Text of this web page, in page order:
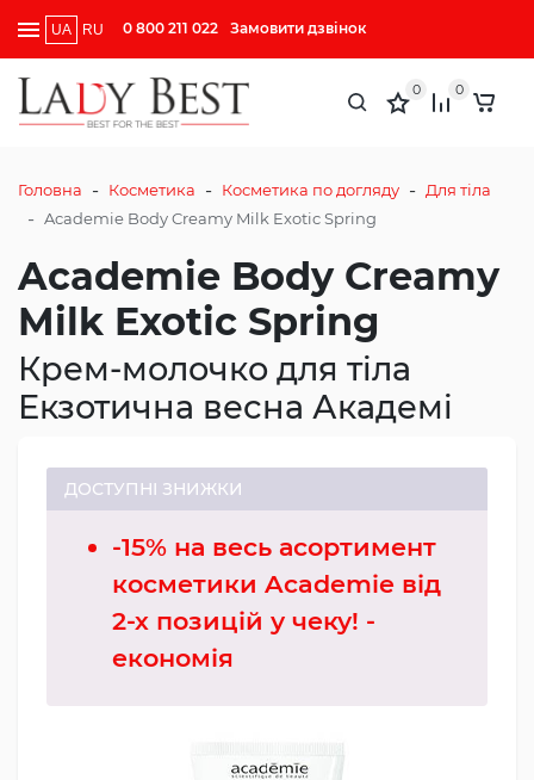
UA RU 0 800 211 022 Замовити дзвінок
0 0
Головна - Косметика - Косметика по догляду - Для тіла
- Academie Body Creamy Milk Exotic Spring
Academie Body Creamy
Milk Exotic Spring
Крем-молочко для тіла
Екзотична весна Академі
ДОСТУПНІ ЗНИЖКИ
-15% на весь асортимент
косметики Academie від
2-х позицій у чеку! -
економія